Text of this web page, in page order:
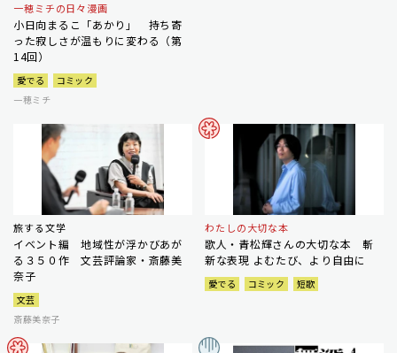
一穂ミチの日々漫画
小日向まるこ「あかり」 持ち寄
った寂しさが温もりに変わる（第
14回）
愛でる
コミック
一穂ミチ
旅する文学
イベント編 地域性が浮かびあが
る３５０作 文芸評論家・斎藤美
奈子
文芸
斎藤美奈子
わたしの大切な本
歌人・青松輝さんの大切な本 斬
新な表現 よむたび、より自由に
愛でる コミック 短歌